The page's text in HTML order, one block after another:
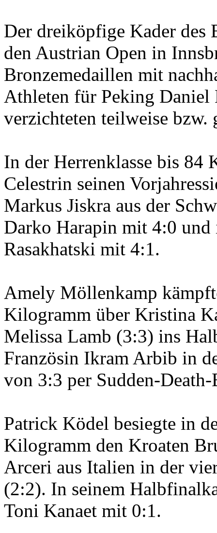
Der dreiköpfige Kader des
den Austrian Open in
Bronzemedaillen mit
Athleten für Peking
verzichteten teilweise bzw.
In der Herrenklasse bis
Celestrin seinen
Markus Jiskra aus der
Darko Harapin mit 4:0 und
Rasakhatski mit 4:1.
Amely Möllenkamp
Kilogramm über Kristina
Melissa Lamb (3:3) ins
Französin Ikram Arbib in
von 3:3 per Sudden-
Patrick Ködel besiegte in
Kilogramm den Kroaten
Arceri aus Italien in der
(2:2). In seinem
Toni Kanaet mit 0:1.